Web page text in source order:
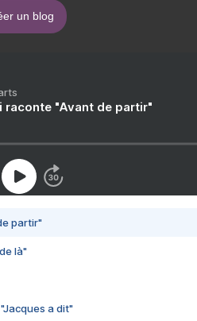
un blog
raconte "Avant de partir"
partir"
là"
a dit"